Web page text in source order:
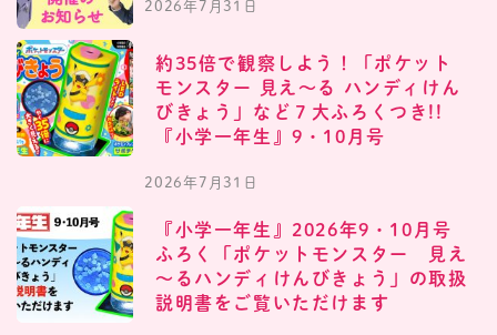
2026年7月31日
約35倍で観察しよう！「ポケット
モンスター 見え〜る ハンディけん
びきょう」など７大ふろくつき!!
『小学一年生』9・10月号
2026年7月31日
『小学一年生』2026年9・10月号
ふろく「ポケットモンスター 見え
～るハンディけんびきょう」の取扱
説明書をご覧いただけます